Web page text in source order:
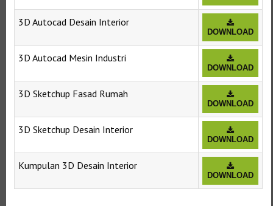
3D Autocad Desain Interior
DOWNLOAD
3D Autocad Mesin Industri
DOWNLOAD
3D Sketchup Fasad Rumah
DOWNLOAD
3D Sketchup Desain Interior
DOWNLOAD
Kumpulan 3D Desain Interior
DOWNLOAD